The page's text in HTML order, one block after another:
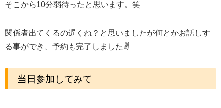
そこから10分弱待ったと思います。笑
関係者出てくるの遅くね？と思いましたが何とかお話しす
る事ができ、予約も完了しました✌️
当日参加してみて